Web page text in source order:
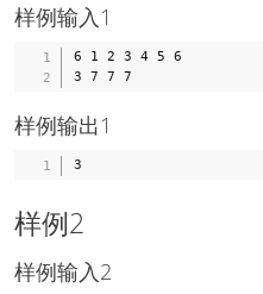
样例输入1
6 1 2 3 4 5 6
样例输出1
样例2
样例输入2